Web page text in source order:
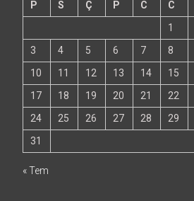
P
S Ç P C C
1
3
4 5 6 7 8
10
11 12 13 14 15
17
18 19 20 21 22
24
25 26 27 28 29
31
« Tem